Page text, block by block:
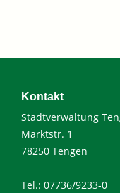
Kontakt
Stadtverwaltung
Marktstr. 1
78250 Tengen
Tel.: 07736/9233-0